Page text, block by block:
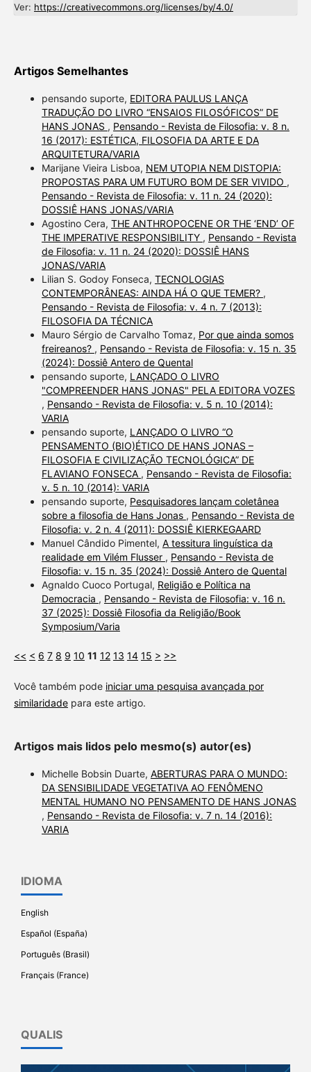
Ver: https://creativecommons.org/licenses/by/4.0/
Artigos Semelhantes
pensando suporte, EDITORA PAULUS LANÇA
TRADUÇÃO DO LIVRO “ENSAIOS FILOSÓFICOS” DE
HANS JONAS , Pensando - Revista de Filosofia: v. 8 n.
16 (2017): ESTÉTICA, FILOSOFIA DA ARTE E DA
ARQUITETURA/VARIA
Marijane Vieira Lisboa, NEM UTOPIA NEM DISTOPIA:
PROPOSTAS PARA UM FUTURO BOM DE SER VIVIDO ,
Pensando - Revista de Filosofia: v. 11 n. 24 (2020):
DOSSIÊ HANS JONAS/VARIA
Agostino Cera, THE ANTHROPOCENE OR THE ‘END’ OF
THE IMPERATIVE RESPONSIBILITY , Pensando - Revista
de Filosofia: v. 11 n. 24 (2020): DOSSIÊ HANS
JONAS/VARIA
Lilian S. Godoy Fonseca, TECNOLOGIAS
CONTEMPORÂNEAS: AINDA HÁ O QUE TEMER? ,
Pensando - Revista de Filosofia: v. 4 n. 7 (2013):
FILOSOFIA DA TÉCNICA
Mauro Sérgio de Carvalho Tomaz, Por que ainda somos
freireanos? , Pensando - Revista de Filosofia: v. 15 n. 35
(2024): Dossiê Antero de Quental
pensando suporte, LANÇADO O LIVRO
"COMPREENDER HANS JONAS" PELA EDITORA VOZES
, Pensando - Revista de Filosofia: v. 5 n. 10 (2014):
VARIA
pensando suporte, LANÇADO O LIVRO “O
PENSAMENTO (BIO)ÉTICO DE HANS JONAS –
FILOSOFIA E CIVILIZAÇÃO TECNOLÓGICA” DE
FLAVIANO FONSECA , Pensando - Revista de Filosofia:
v. 5 n. 10 (2014): VARIA
pensando suporte, Pesquisadores lançam coletânea
sobre a filosofia de Hans Jonas , Pensando - Revista de
Filosofia: v. 2 n. 4 (2011): DOSSIÊ KIERKEGAARD
Manuel Cândido Pimentel, A tessitura linguística da
realidade em Vilém Flusser , Pensando - Revista de
Filosofia: v. 15 n. 35 (2024): Dossiê Antero de Quental
Agnaldo Cuoco Portugal, Religião e Política na
Democracia , Pensando - Revista de Filosofia: v. 16 n.
37 (2025): Dossiê Filosofia da Religião/Book
Symposium/Varia
<< < 6 7 8 9 10 11 12 13 14 15 > >>
Você também pode iniciar uma pesquisa avançada por
similaridadepara este artigo.
Artigos mais lidos pelo mesmo(s) autor(es)
Michelle Bobsin Duarte, ABERTURAS PARA O MUNDO:
DA SENSIBILIDADE VEGETATIVA AO FENÔMENO
MENTAL HUMANO NO PENSAMENTO DE HANS JONAS
, Pensando - Revista de Filosofia: v. 7 n. 14 (2016):
VARIA
IDIOMA
English
Español (España)
Português (Brasil)
Français (France)
QUALIS